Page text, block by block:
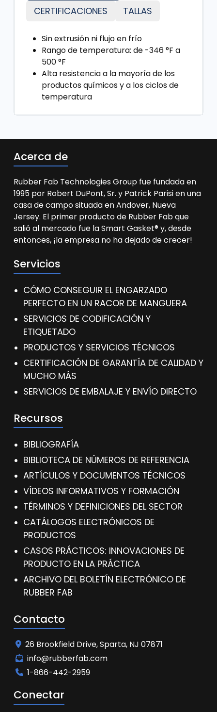
CERTIFICACIONES
TALLAS
Sin extrusión ni flujo en frío
Rango de temperatura: de -346 °F a
500 °F
Alta resistencia a la mayoría de los
productos químicos y a los ciclos de
temperatura
Acerca de
Rubber Fab Technologies Group fue fundada en
1995 por Robert DuPont, Sr. y Patrick Parisi en una
casa de campo situada en Andover, Nueva
Jersey. El primer producto de Rubber Fab que
salió al mercado fue la Smart Gasket® y, desde
entonces, ¡la empresa no ha dejado de crecer!
Servicios
CÓMO CONSEGUIR EL ENGARZADO
PERFECTO EN UN RACOR DE MANGUERA
SERVICIOS DE CODIFICACIÓN Y
ETIQUETADO
PRODUCTOS Y SERVICIOS TÉCNICOS
CERTIFICACIÓN DE GARANTÍA DE CALIDAD Y
MUCHO MÁS
SERVICIOS DE EMBALAJE Y ENVÍO DIRECTO
Recursos
BIBLIOGRAFÍA
BIBLIOTECA DE NÚMEROS DE REFERENCIA
ARTÍCULOS Y DOCUMENTOS TÉCNICOS
VÍDEOS INFORMATIVOS Y FORMACIÓN
TÉRMINOS Y DEFINICIONES DEL SECTOR
CATÁLOGOS ELECTRÓNICOS DE
PRODUCTOS
CASOS PRÁCTICOS: INNOVACIONES DE
PRODUCTO EN LA PRÁCTICA
ARCHIVO DEL BOLETÍN ELECTRÓNICO DE
RUBBER FAB
Contacto
26 Brookfield Drive, Sparta, NJ 07871
info@rubberfab.com
1-866-442-2959
Conectar